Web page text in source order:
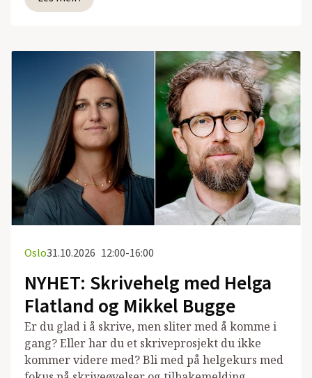
Oslo31.10.2026 12:00-16:00
NYHET: Skrivehelg med Helga
Flatland og Mikkel Bugge
Er du glad i å skrive, men sliter med å komme i
gang? Eller har du et skriveprosjekt du ikke
kommer videre med? Bli med på helgekurs med